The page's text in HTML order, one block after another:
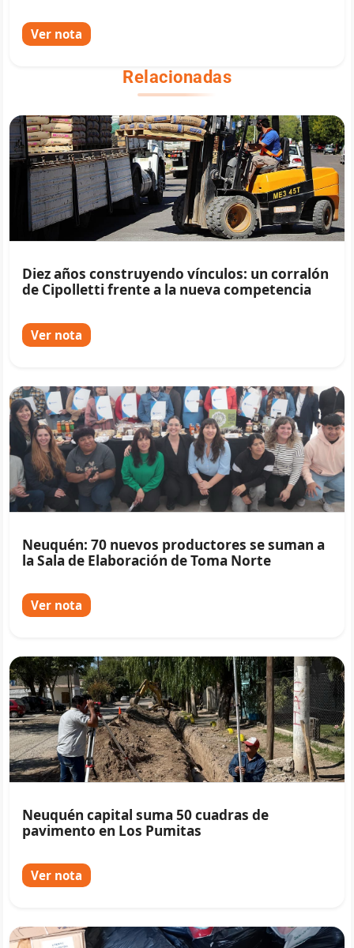
Ver nota
Relacionadas
Diez años construyendo vínculos: un corralón
de Cipolletti frente a la nueva competencia
Ver nota
Neuquén: 70 nuevos productores se suman a
la Sala de Elaboración de Toma Norte
Ver nota
Neuquén capital suma 50 cuadras de
pavimento en Los Pumitas
Ver nota